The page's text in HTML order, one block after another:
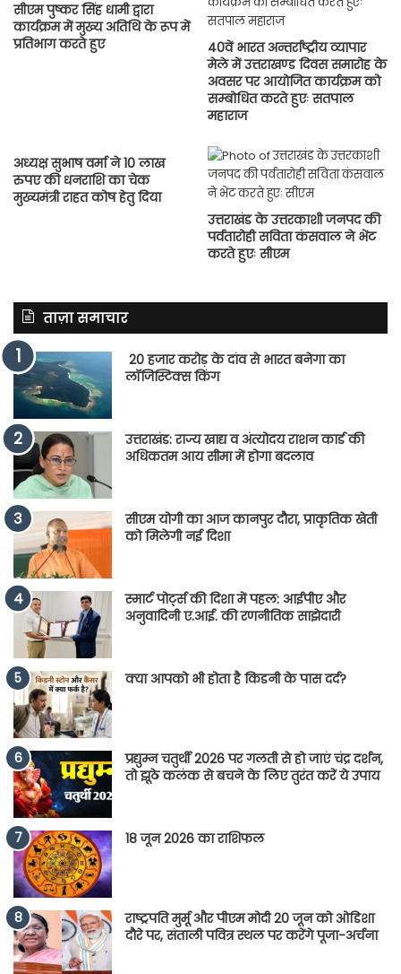
सीएम पुष्कर सिंह धामी द्वारा
कार्यक्रम में मुख्य अतिथि के रूप में
प्रतिभाग करते हुए
40वें भारत अन्तर्राष्ट्रीय व्यापार
मेले में उत्तराखण्ड दिवस समारोह के
अवसर पर आयोजित कार्यक्रम को
सम्बोधित करते हुएः सतपाल
महाराज
अध्यक्ष सुभाष वर्मा ने 10 लाख
रुपए की धनराशि का चेक
मुख्यमंत्री राहत कोष हेतु दिया
उत्तराखंड के उत्तरकाशी जनपद की
पर्वतारोही सविता कंसवाल ने भेंट
करते हुएः सीएम
ताज़ा समाचार
20 हजार करोड़ के दांव से भारत बनेगा का
लॉजिस्टिक्स किंग
उत्तराखंड: राज्य खाद्य व अंत्योदय राशन कार्ड की
अधिकतम आय सीमा में होगा बदलाव
सीएम योगी का आज कानपुर दौरा, प्राकृतिक खेती
को मिलेगी नई दिशा
स्मार्ट पोर्ट्स की दिशा में पहल: आईपीए और
अनुवादिनी ए.आई. की रणनीतिक साझेदारी
क्या आपको भी होता है किडनी के पास दर्द?
प्रद्युम्न चतुर्थी 2026 पर गलती से हो जाएं चंद्र दर्शन,
तो झूठे कलंक से बचने के लिए तुरंत करें ये उपाय
18 जून 2026 का राशिफल
राष्ट्रपति मुर्मू और पीएम मोदी 20 जून को ओडिशा
दौरे पर, संताली पवित्र स्थल पर करेंगे पूजा-अर्चना